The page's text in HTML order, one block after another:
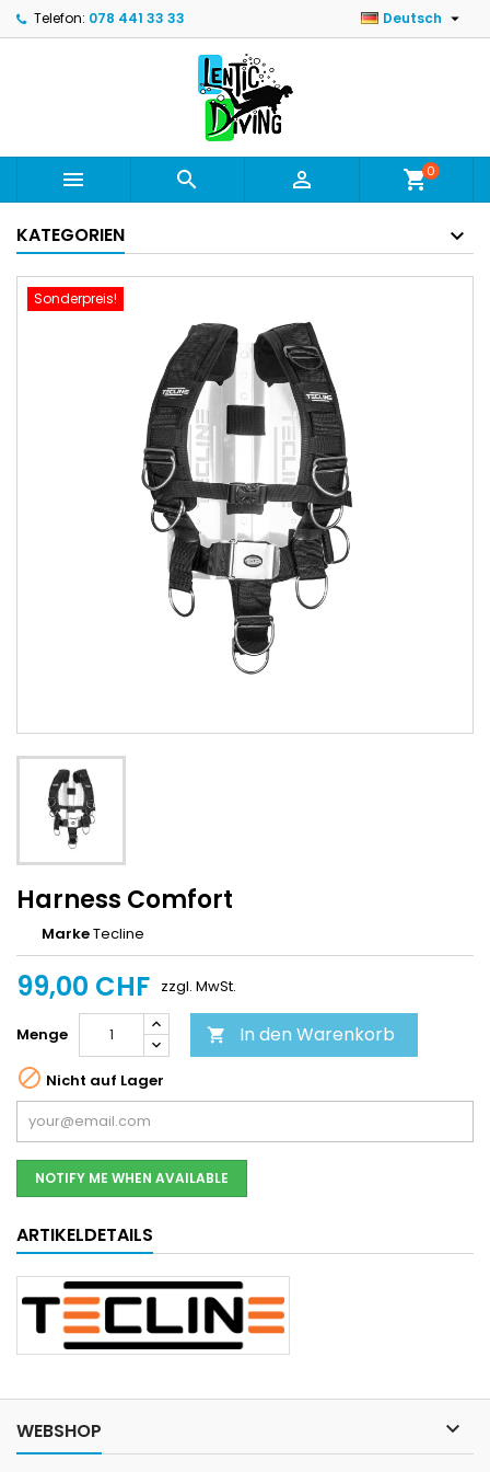
Telefon: 078 441 33 33 Deutsch 
   shopping_cart0
KATEGORIEN
Sonderpreis!
Harness Comfort
MarkeTecline
99,00 CHF zzgl. MwSt.
Menge  In den Warenkorb
 Nicht auf Lager
NOTIFY ME WHEN AVAILABLE
ARTIKELDETAILS
WEBSHOP 